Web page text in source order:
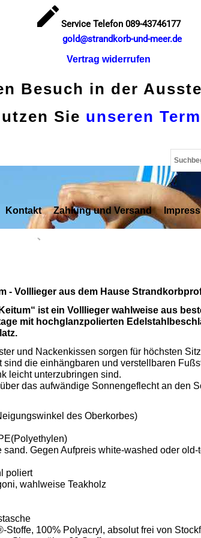
Service Telefon 089-43746177
gold@strandkorb-und-meer.de
Vertrag widerrufen
Besuch in der
Sie unseren
Kontakt Zahlung und Versand
- Volllieger aus dem Hause
ist ein Volllieger wahlweise aus
mit hochglanzpolierten
und Nackenkissen sorgen für höchsten
sind die einhängbaren und verstellbaren
leicht unterzubringen sind.
das aufwändige Sonnengeflecht an den
des Oberkorbes)
sand. Gegen Aufpreis white-washed oder old-
poliert
wahlweise Teakholz
Stoffe, 100% Polyacryl, absolut frei von